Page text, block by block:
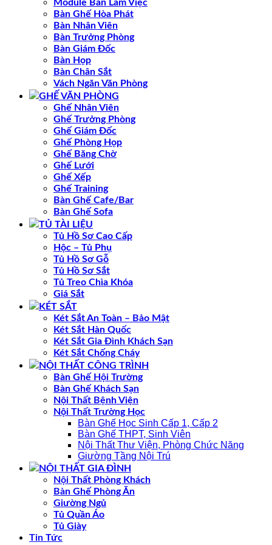
Module Bàn Làm Việc
Bàn Ghế Hòa Phát
Bàn Nhân Viên
Bàn Trưởng Phòng
Bàn Giám Đốc
Bàn Họp
Bàn Chân Sắt
Vách Ngăn Văn Phòng
GHẾ VĂN PHÒNG
Ghế Nhân Viên
Ghế Trưởng Phòng
Ghế Giám Đốc
Ghế Phòng Họp
Ghế Băng Chờ
Ghế Lưới
Ghế Xếp
Ghế Training
Bàn Ghế Cafe/Bar
Bàn Ghế Sofa
TỦ TÀI LIỆU
Tủ Hồ Sơ Cao Cấp
Hộc – Tủ Phụ
Tủ Hồ Sơ Gỗ
Tủ Hồ Sơ Sắt
Tủ Treo Chìa Khóa
Giá Sắt
KÉT SẮT
Két Sắt An Toàn – Bảo Mật
Két Sắt Hàn Quốc
Két Sắt Gia Đình Khách Sạn
Két Sắt Chống Cháy
NỘI THẤT CÔNG TRÌNH
Bàn Ghế Hội Trường
Bàn Ghế Khách Sạn
Nội Thất Bệnh Viện
Nội Thất Trường Học
Bàn Ghế Học Sinh Cấp 1, Cấp 2
Bàn Ghế THPT, Sinh Viên
Nội Thất Thư Viện, Phòng Chức Năng
Giường Tầng Nội Trú
NỘI THẤT GIA ĐÌNH
Nội Thất Phòng Khách
Bàn Ghế Phòng Ăn
Giường Ngủ
Tủ Quần Áo
Tủ Giày
Tin Tức